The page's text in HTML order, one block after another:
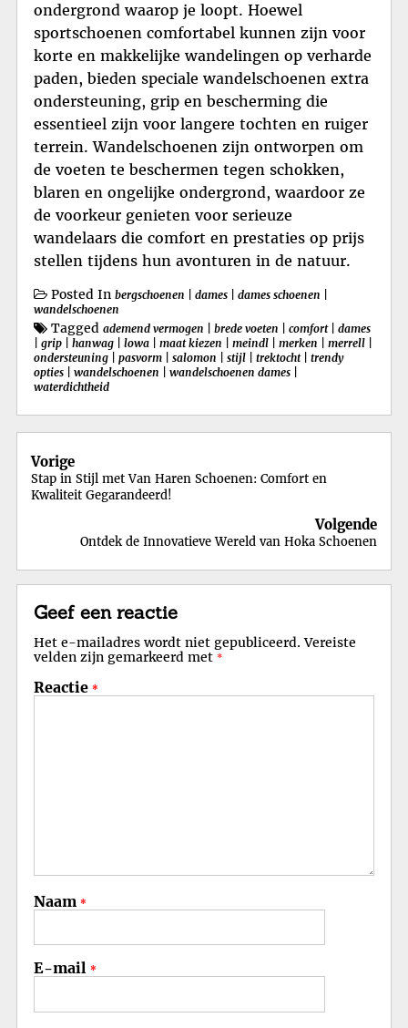
ondergrond waarop je loopt. Hoewel
sportschoenen comfortabel kunnen zijn voor
korte en makkelijke wandelingen op verharde
paden, bieden speciale wandelschoenen extra
ondersteuning, grip en bescherming die
essentieel zijn voor langere tochten en ruiger
terrein. Wandelschoenen zijn ontworpen om
de voeten te beschermen tegen schokken,
blaren en ongelijke ondergrond, waardoor ze
de voorkeur genieten voor serieuze
wandelaars die comfort en prestaties op prijs
stellen tijdens hun avonturen in de natuur.
Posted In bergschoenen dames dames schoenen
wandelschoenen
Tagged ademend vermogen brede voeten comfort| dames
grip hanwag lowa maat kiezen meindl merken merrell
ondersteuning
pasvorm salomon stijl trektocht| trendy
opties
wandelschoenen wandelschoenen dames
waterdichtheid
Berichtnavigatie
Vorige
Stap in Stijl met Van Haren Schoenen: Comfort en
Kwaliteit Gegarandeerd!
Volgende
Ontdek de Innovatieve Wereld van Hoka Schoenen
Geef een reactie
Het e-mailadres wordt niet gepubliceerd. Vereiste
velden zijn gemarkeerd met *
Reactie *
Naam *
E-mail *